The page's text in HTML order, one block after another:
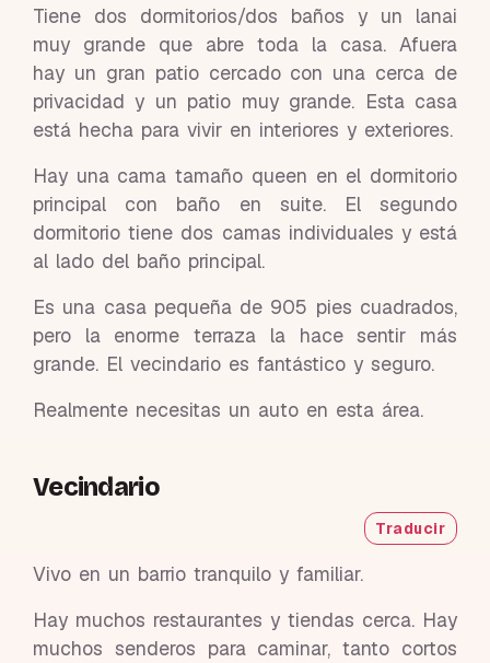
Tiene dos dormitorios/dos baños y un lanai
muy grande que abre toda la casa. Afuera
hay un gran patio cercado con una cerca de
privacidad y un patio muy grande. Esta casa
está hecha para vivir en interiores y exteriores.
Hay una cama tamaño queen en el dormitorio
principal con baño en suite. El segundo
dormitorio tiene dos camas individuales y está
al lado del baño principal.
Es una casa pequeña de 905 pies cuadrados,
pero la enorme terraza la hace sentir más
grande. El vecindario es fantástico y seguro.
Realmente necesitas un auto en esta área.
Vecindario
Traducir
Vivo en un barrio tranquilo y familiar.
Hay muchos restaurantes y tiendas cerca. Hay
muchos senderos para caminar, tanto cortos